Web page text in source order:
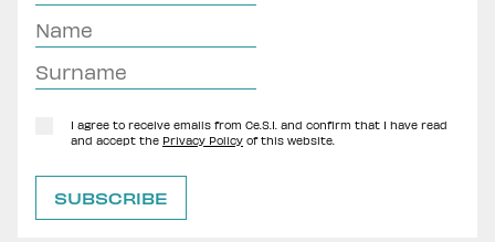
I agree to receive emails from Ce.S.I. and confirm that I have read
and accept the Privacy Policy of this website.